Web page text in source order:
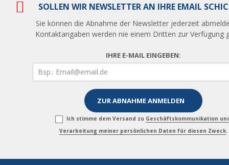
SOLLEN WIR NEWSLETTER AN IHRE EMAIL
Sie können die Abnahme der Newsletter jederzeit
Kontaktangaben werden nie einem Dritten zur Verfügung
IHRE E-MAIL EINGEBEN:
Ich stimme dem Versand zu Geschäftskommunikation
Verarbeitung meiner persönlichen Daten für diesen Zweck.